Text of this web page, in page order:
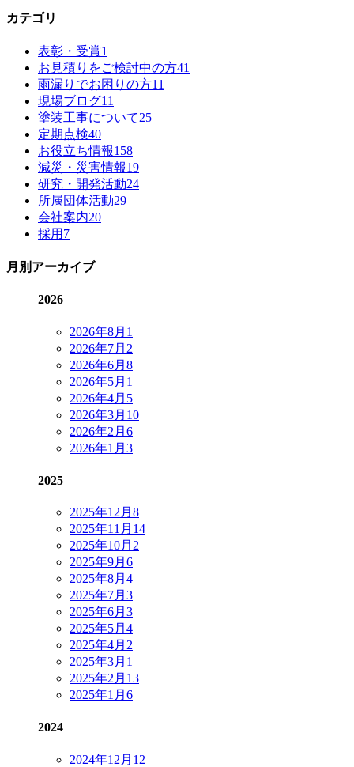
カテゴリ
表彰・受賞1
お見積りをご検討中の方41
雨漏りでお困りの方11
現場ブログ11
塗装工事について25
定期点検40
お役立ち情報158
減災・災害情報19
研究・開発活動24
所属団体活動29
会社案内20
採用 7
月別アーカイブ
2026
2026年8月 1
2026年7月 2
2026年6月 8
2026年5月 1
2026年4月 5
2026年3月 10
2026年2月 6
2026年1月 3
2025
2025年12月 8
2025年11月 14
2025年10月 2
2025年9月 6
2025年8月 4
2025年7月 3
2025年6月 3
2025年5月 4
2025年4月 2
2025年3月 1
2025年2月 13
2025年1月 6
2024
2024年12月 12